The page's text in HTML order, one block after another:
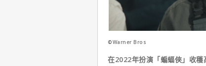
©Warner Bros
在2022年扮演「蝙蝠俠」收穫